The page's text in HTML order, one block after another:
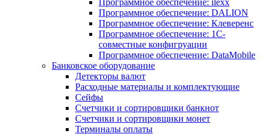
Программное обеспечение: ilexx
Программное обеспечение: DALION
Программное обеспечение: Клеверенс
Программное обеспечение: 1С-
совместные конфигруации
Программное обеспечение: DataMobile
Банковское оборудование
Детекторы валют
Расходные материалы и комплектующие
Сейфы
Счетчики и сортировщики банкнот
Счетчики и сортировщики монет
Терминалы оплаты